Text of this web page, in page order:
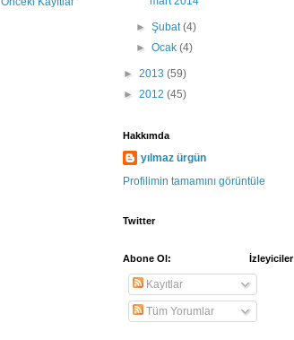
►Şubat(4)
►Ocak(4)
► 2013 (59)
► 2012 (45)
Hakkımda
yılmaz ürgün
Profilimin tamamını görüntüle
Twitter
Abone Ol:
Kayıtlar
Tüm Yorumlar
İzleyiciler